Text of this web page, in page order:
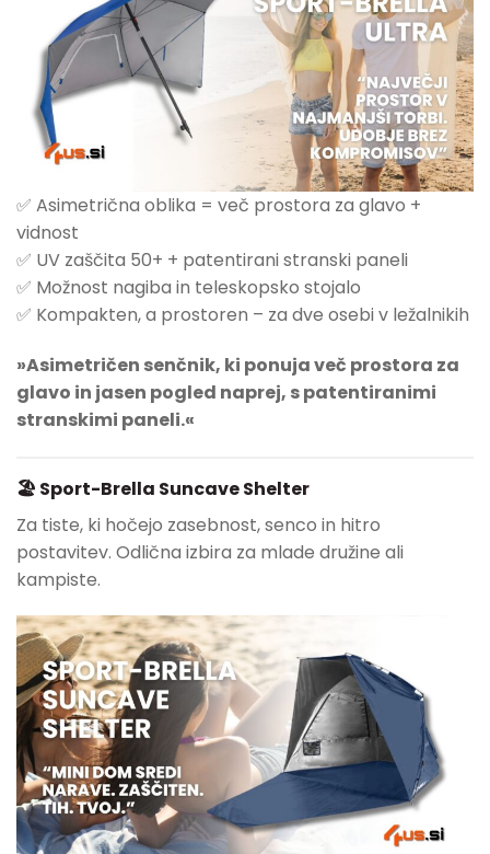
✅ Asimetrična oblika = več prostora za glavo +
vidnost
✅ UV zaščita 50+ + patentirani stranski paneli
✅ Možnost nagiba in teleskopsko stojalo
✅ Kompakten, a prostoren – za dve osebi v ležalnikih
»Asimetričen senčnik, ki ponuja več prostora za
glavo in jasen pogled naprej, s patentiranimi
stranskimi paneli.«
🏖 Sport-Brella Suncave Shelter
Za tiste, ki hočejo zasebnost, senco in hitro
postavitev. Odlična izbira za mlade družine ali
kampiste.